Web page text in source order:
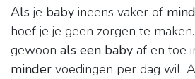
Als je baby ineens vaker of
hoef je je geen zorgen te
gewoon als een baby af en toe
minder voedingen per dag wil.